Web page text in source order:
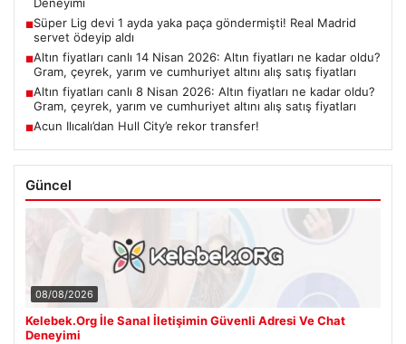
Deneyimi
■Süper Lig devi 1 ayda yaka paça göndermişti! Real Madrid
servet ödeyip aldı
■Altın fiyatları canlı 14 Nisan 2026: Altın fiyatları ne kadar oldu?
Gram, çeyrek, yarım ve cumhuriyet altını alış satış fiyatları
■Altın fiyatları canlı 8 Nisan 2026: Altın fiyatları ne kadar oldu?
Gram, çeyrek, yarım ve cumhuriyet altını alış satış fiyatları
■Acun Ilıcalı’dan Hull City’e rekor transfer!
Güncel
08/08/2026
Kelebek.Org İle Sanal İletişimin Güvenli Adresi Ve Chat
Deneyimi